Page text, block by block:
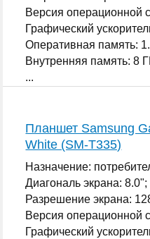
Версия операционной
Графический
Оперативная память:
Внутренняя память: 8
...
Планшет Samsung
White (SM-T335)
Назначение:
Диагональ экрана: 8.0";
Разрешение экрана:
Версия операционной
Графический